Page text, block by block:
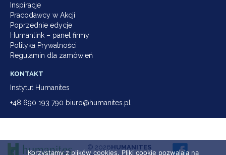
Inspiracje
Pracodawcy w Akcji
Poprzednie edycje
Humanlink – panel firmy
Polityka Prywatności
Regulamin dla zamówień
KONTAKT
Instytut Humanites
+48 690 193 790 biuro@humanites.pl
Korzystamy z plików cookies. Pliki cookie pozwalają na
© 2026HUMANITES